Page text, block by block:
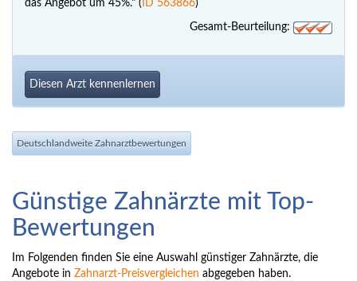
das Angebot um 45%." ( ID 563866)
Gesamt-Beurteilung:
Diesen Arzt kennenlernen
Deutschlandweite Zahnarztbewertungen
Günstige Zahnärzte mit Top-
Bewertungen
Im Folgenden finden Sie eine Auswahl günstiger Zahnärzte, die
Angebote in Zahnarzt-Preisvergleichen abgegeben haben.